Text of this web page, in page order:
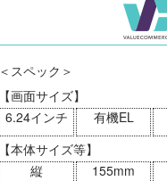
＜スペック＞
【画面サイズ】
6.24インチ
有機EL
【本体サイズ等】
縦
155mm